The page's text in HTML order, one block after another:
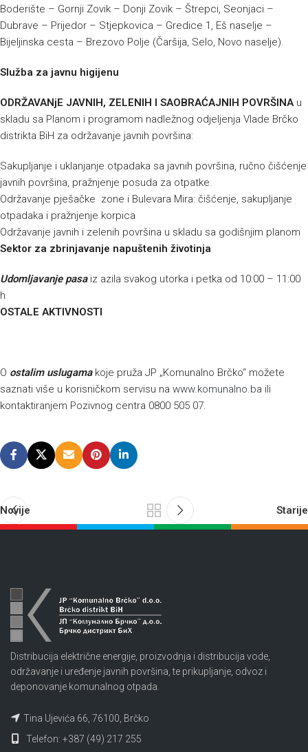
Boderište – Gornji Zovik – Donji Zovik – Štrepci, Seonjaci –
Dubrave – Prijedor – Stjepkovica – Gredice 1, Eš naselje –
Bijeljinska cesta – Brezovo Polje (Čaršija, Selo, Novo naselje).
Služba za javnu higijenu
ODRŽAVANjE JAVNIH, ZELENIH I SAOBRAĆAJNIH POVRŠINAu
skladu sa Planom i programom nadležnog odjeljenja Vlade Brčko
distrikta BiH za održavanje javnih površina:
Sakupljanje i uklanjanje otpadaka sa javnih površina, ručno čišćenje
javnih površina, pražnjenje posuda za otpatke.
Održavanje pješačke zone i Bulevara Mira: čišćenje, sakupljanje
otpadaka i pražnjenje korpica
Održavanje javnih i zelenih površina u skladu sa godišnjim planom
Sektor za zbrinjavanje napuštenih životinja
Udomljavanje pasaiz azila svakog utorka i petka od 10:00 – 11:00
h
OSTALE AKTIVNOSTI
O ostalim uslugamakoje pruža JP „Komunalno Brčko“ možete
saznati više u korisničkom servisu na www.komunalno.ba ili
kontaktiranjem Pozivnog centra 0800 505 07.
Novije Starije
Distribucija električne energije, proizvodnja i distribucija vode,
održavanje i uređenje javnih površina, te prikupljanje, odvoz i
deponovanje komunalnog otpada.
Tina Ujevića 66, 76100, Brčko
Telefon: +387 (49) 217 255